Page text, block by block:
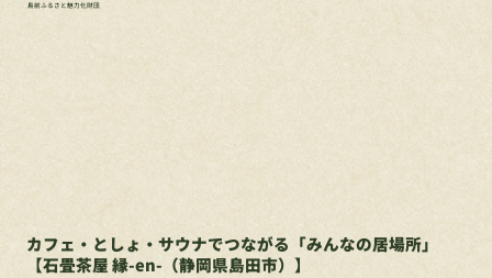
島前ふるさと魅力化財団
カフェ・としょ・サウナでつながる「みんなの居場所」
【石畳茶屋 縁-en-（静岡県島田市）】